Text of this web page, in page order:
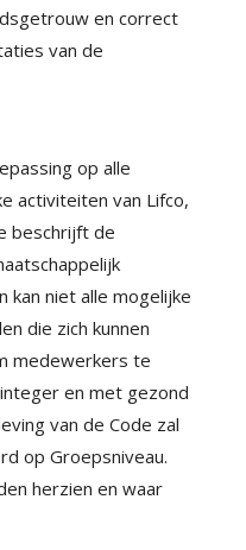
en correct
van de
op alle
activiteiten van Lifco,
beschrijft de
kan niet alle mogelijke
die zich kunnen
medewerkers te
en met gezond
van de Code zal
op Groepsniveau.
herzien en waar